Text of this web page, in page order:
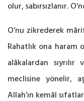
olur, sabırsızlanır.
O’nu zikrederek
‎Rahatlık ona haram
alâkalardan
meclisine yönelir,
Allah’ın kemâl